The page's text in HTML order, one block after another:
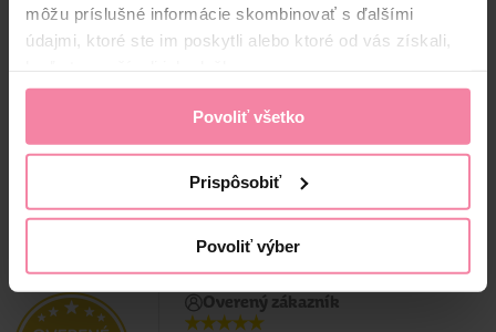
môžu príslušné informácie skombinovať s ďalšími
údajmi, ktoré ste im poskytli alebo ktoré od vás získali,
Povoliť všetko
Prispôsobiť
Povoliť výber
10,99
6,59
Najnižšia cena za 30 dní: 9,99 €(-35%)
10,99
6,59
Najnižšia cena za 30 dní: 8,99 €(-27%)
Overený zákazník